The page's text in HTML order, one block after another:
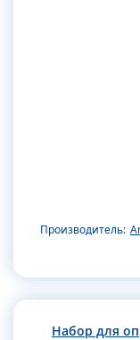
Производитель:
Набор для